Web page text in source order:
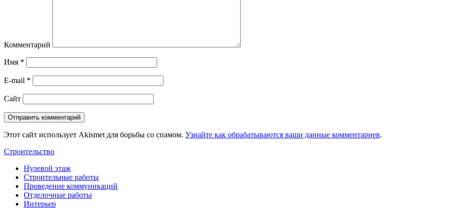
Комментарий
Имя *
E-mail *
Сайт
Этот сайт использует Akismet для борьбы со спамом. Узнайте как обрабатываются ваши данные комментариев.
Строительство
Нулевой этаж
Строительные работы
Проведение коммуникаций
Отделочные работы
Интерьер